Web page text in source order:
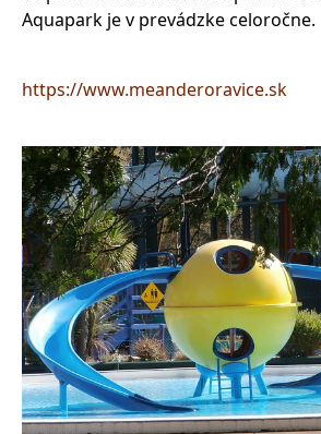
Aquapark je v prevádzke celoročne.
https://www.meanderoravice.sk